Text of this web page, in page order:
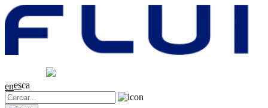
0.06 (+0.3%)
enesca